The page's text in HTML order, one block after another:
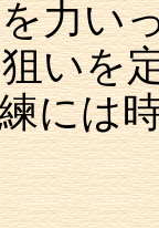
力い
いを
には